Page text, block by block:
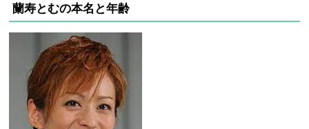
蘭寿とむの本名と年齢